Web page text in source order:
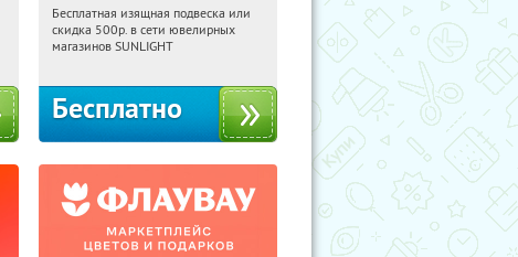
09:43:06 Получили:
Россия
Бесплатная изящная подвеска или
скидка 500р. в сети ювелирных
магазинов SUNLIGHT
Бесплатно